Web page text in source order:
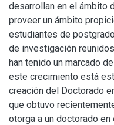
desarrollan en el ámbito
proveer un ámbito
estudiantes de
de investigación
han tenido un marcado
este crecimiento está
creación del Doctorado
que obtuvo
otorga a un doctorado